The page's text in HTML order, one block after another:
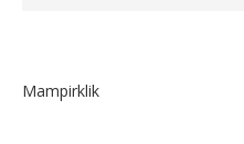
Mampirklik